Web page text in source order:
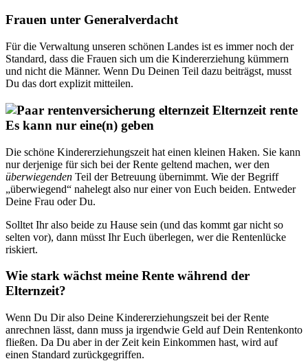
Frauen unter Generalverdacht
Für die Verwaltung unseren schönen Landes ist es immer noch der
Standard, dass die Frauen sich um die Kindererziehung kümmern
und nicht die Männer. Wenn Du Deinen Teil dazu beiträgst, musst
Du das dort explizit mitteilen.
Es kann nur eine(n) geben
Die schöne Kindererziehungszeit hat einen kleinen Haken. Sie kann
nur derjenige für sich bei der Rente geltend machen, wer den
überwiegenden Teil der Betreuung übernimmt. Wie der Begriff
„überwiegend“ nahelegt also nur einer von Euch beiden. Entweder
Deine Frau oder Du.
Solltet Ihr also beide zu Hause sein (und das kommt gar nicht so
selten vor), dann müsst Ihr Euch überlegen, wer die Rentenlücke
riskiert.
Wie stark wächst meine Rente während der
Elternzeit?
Wenn Du Dir also Deine Kindererziehungszeit bei der Rente
anrechnen lässt, dann muss ja irgendwie Geld auf Dein Rentenkonto
fließen. Da Du aber in der Zeit kein Einkommen hast, wird auf
einen Standard zurückgegriffen.